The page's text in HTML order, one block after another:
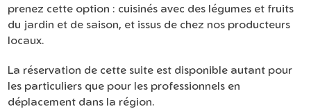
prenez cette option : cuisinés avec des légumes et fruits
du jardin et de saison, et issus de chez nos producteurs
locaux.
La réservation de cette suite est disponible autant pour
les particuliers que pour les professionnels en
déplacement dans la région.